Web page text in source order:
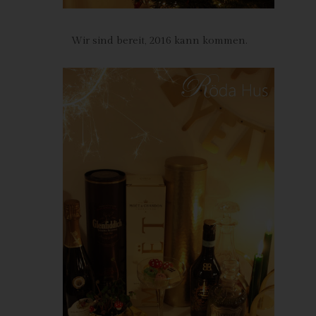
Wir sind bereit, 2016 kann kommen.
verhindert werden kann, und diese Daten im Bedarfsfall
Speicherung dieser Daten zur Absicherung des für die
dieser Daten an Dritte erfolgt grundsätzlich nicht, sofern keine
gesetzliche Pflicht zur Weitergabe besteht oder die Weitergabe
der Strafverfolgung dient.
Die Registrierung der betroffenen Person unter freiwilliger
Angabe personenbezogener Daten dient dem für die
Verarbeitung Verantwortlichen dazu, der betroffenen Person
Sache nur registrierten Benutzern angeboten werden können.
jederzeit abzuändern oder vollständig aus dem Datenbestand
des für die Verarbeitung Verantwortlichen löschen zu lassen.
Der für die Verarbeitung Verantwortliche erteilt jeder betroffenen
Person jederzeit auf Anfrage Auskunft darüber, welche
personenbezogenen Daten über die betroffene Person
gespeichert sind. Ferner berichtigt oder löscht der für die